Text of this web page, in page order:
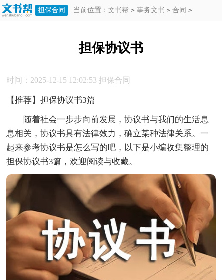
担保合同 当前位置： 文书帮 > 事务文书 > 合同 >
担保协议书
时间：2025-12-15 12:02:53 担保合同
【推荐】担保协议书3篇
随着社会一步步向前发展，协议书与我们的生活息
息相关，协议书具有法律效力，确立某种法律关系。一
起来参考协议书是怎么写的吧，以下是小编收集整理的
担保协议书3篇，欢迎阅读与收藏。